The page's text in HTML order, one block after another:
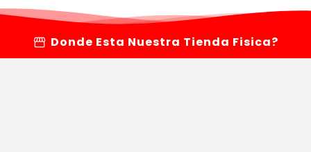
storefront Donde Esta Nuestra Tienda Fisica?